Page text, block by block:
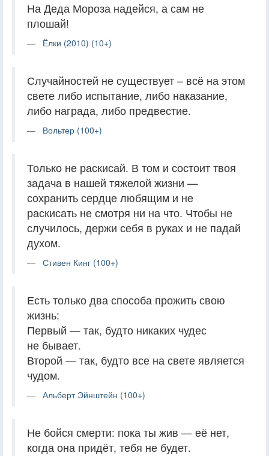
На Деда Мороза надейся, а сам не
плошай!
Ёлки (2010) (10+)
Случайностей не существует – всё на этом
свете либо испытание, либо наказание,
либо награда, либо предвестие.
Вольтер (100+)
Только не раскисай. В том и состоит твоя
задача в нашей тяжелой жизни —
сохранить сердце любящим и не
раскисать не смотря ни на что. Чтобы не
случилось, держи себя в руках и не падай
духом.
Стивен Кинг (100+)
Есть только два способа прожить свою
жизнь:
Первый — так, будто никаких чудес
не бывает.
Второй — так, будто все на свете является
чудом.
Альберт Эйнштейн (100+)
Не бойся смерти: пока ты жив — её нет,
когда она придёт, тебя не будет.